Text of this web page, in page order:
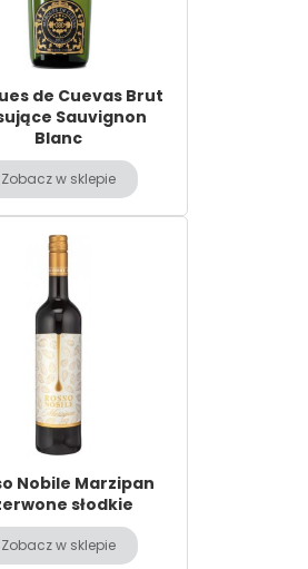
de Cuevas Brut
Sauvignon
Blanc
Zobacz w sklepie
Nobile Marzipan
słodkie
Zobacz w sklepie